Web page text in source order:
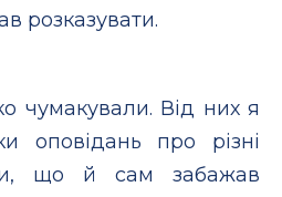
розказувати.
чумакували. Від них я
оповідань про різні
що й сам забажав